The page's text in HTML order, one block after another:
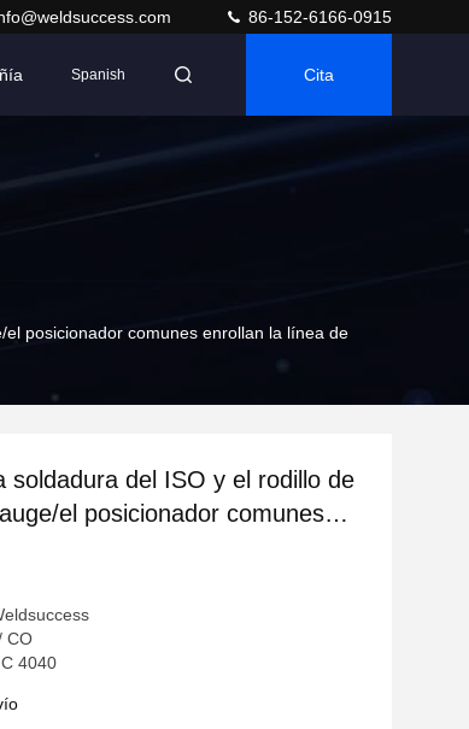
86-152-6166-0915
Spanish Cita
posicionador comunes enrollan la línea de
soldadura del ISO y el rodillo de
el posicionador comunes
productos de la torre
CO
4040